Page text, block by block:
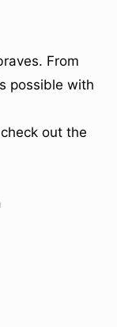
From
possible with
out the